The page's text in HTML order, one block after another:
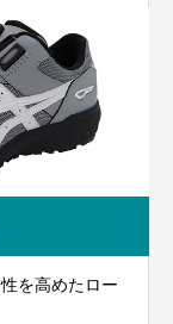
“新しいカタ
を高めたロー